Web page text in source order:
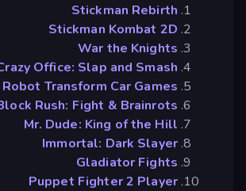
Stickman Rebirth
Stickman Kombat 2D
War the Knights
Office: Slap and Smash!
Transform Car Games
Rush: Fight & Brainrots
Mr. Dude: King of the Hill
Immortal: Dark Slayer
Gladiator Fights
Puppet Fighter 2 Player